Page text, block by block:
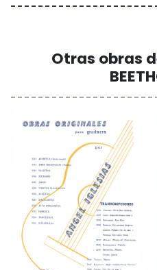
Otras obras